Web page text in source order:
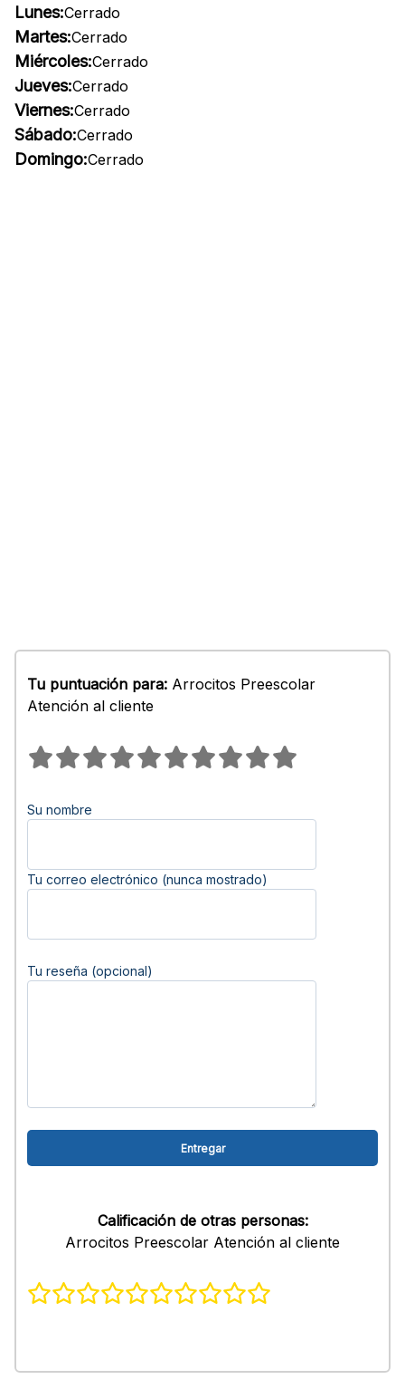
Lunes:Cerrado
Martes:Cerrado
Miércoles:Cerrado
Jueves:Cerrado
Viernes:Cerrado
Sábado:Cerrado
Domingo:Cerrado
Tu puntuación para: Arrocitos Preescolar
Atención al cliente
Su nombre
Tu correo electrónico (nunca mostrado)
Tu reseña (opcional)
Calificación de otras personas:
Arrocitos Preescolar Atención al cliente